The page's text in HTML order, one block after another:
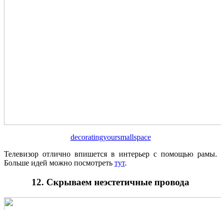
decoratingyoursmallspace
Телевизор отлично впишется в интерьер с помощью рамы.
Больше идей можно посмотреть тут.
12. Скрываем неэстетичные провода